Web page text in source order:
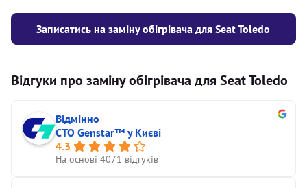
Записатись на заміну обігрівача для Seat Toledo
Відгуки про заміну обігрівача для Seat Toledo
Відмінно
СТО Genstar™ у Києві
4.3
На основі 4071 відгуків